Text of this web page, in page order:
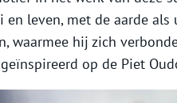
en leven, met de aarde
waarmee hij zich
op de Piet